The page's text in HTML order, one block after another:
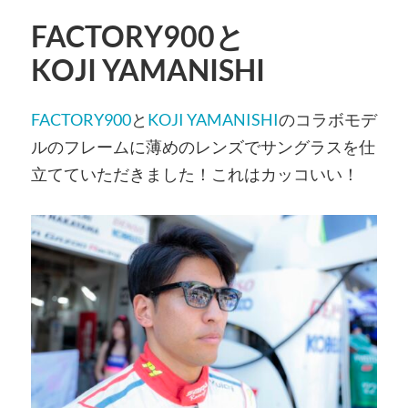
FACTORY900と
KOJI YAMANISHI
FACTORY900と KOJI YAMANISHIのコラボモデ
ルのフレームに薄めのレンズでサングラスを仕
立てていただきました！これはカッコいい！